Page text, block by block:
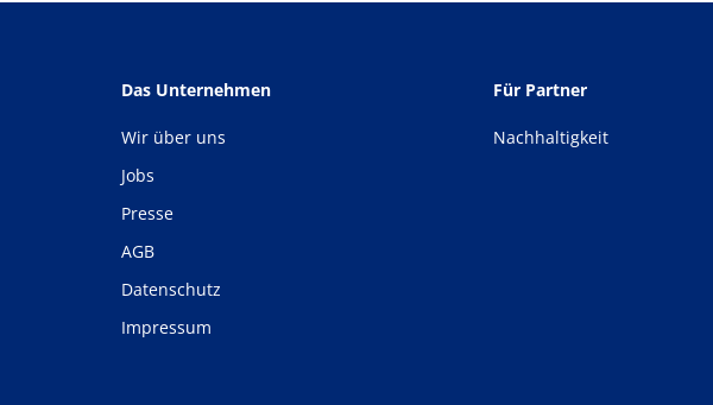
Das Unternehmen
Wir über uns
Jobs
Presse
AGB
Datenschutz
Impressum
Für Partner
Nachhaltigkeit